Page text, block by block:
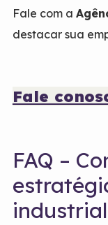
Fale com a
destacar sua
Fale
FAQ –
industrial